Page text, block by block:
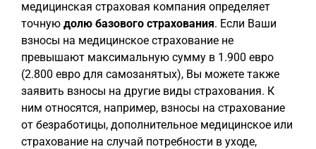
медицинская страховая компания определяет
точную долю базового страхования. Если Ваши
взносы на медицинское страхование не
превышают максимальную сумму в 1.900 евро
(2.800 евро для самозанятых), Вы можете также
заявить взносы на другие виды страхования. К
ним относятся, например, взносы на страхование
от безработицы, дополнительное медицинское или
страхование на случай потребности в уходе,